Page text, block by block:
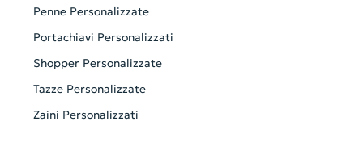
Penne Personalizzate
Portachiavi Personalizzati
Shopper Personalizzate
Tazze Personalizzate
Zaini Personalizzati